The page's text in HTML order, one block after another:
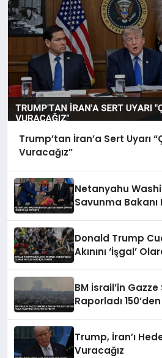
Trump’tan İran’a Sert Uyarı
Vuracağız”
Netanyahu
Savunma
Donald Trump
Akınını ‘İşgal’
BM İsrail’in Gazze
Raporladı
Trump, İran’ı
Vuracağız